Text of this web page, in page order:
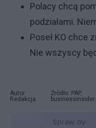
Polacy chcą
podziałami.
Poseł KO chce
Nie wszyscy
Autor:
Redakcja
Źródło: PAP,